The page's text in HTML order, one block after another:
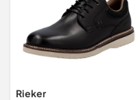
Rieker